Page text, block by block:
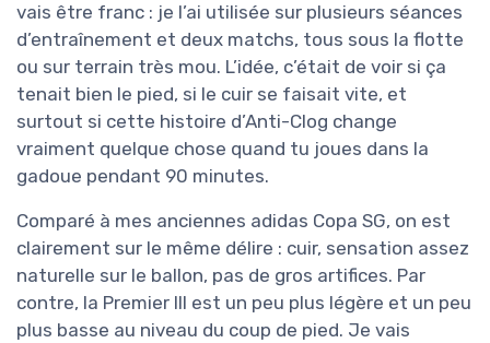
vais être franc : je l’ai utilisée sur plusieurs séances
d’entraînement et deux matchs, tous sous la flotte
ou sur terrain très mou. L’idée, c’était de voir si ça
tenait bien le pied, si le cuir se faisait vite, et
surtout si cette histoire d’Anti-Clog change
vraiment quelque chose quand tu joues dans la
gadoue pendant 90 minutes.
Comparé à mes anciennes adidas Copa SG, on est
clairement sur le même délire : cuir, sensation assez
naturelle sur le ballon, pas de gros artifices. Par
contre, la Premier III est un peu plus légère et un peu
plus basse au niveau du coup de pied. Je vais